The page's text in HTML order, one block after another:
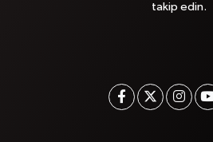
takip edin.